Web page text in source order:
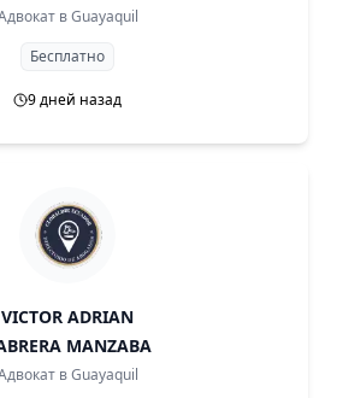
в Guayaquil
Бесплатно
9 дней назад
VICTOR ADRIAN
MANZABA
в Guayaquil